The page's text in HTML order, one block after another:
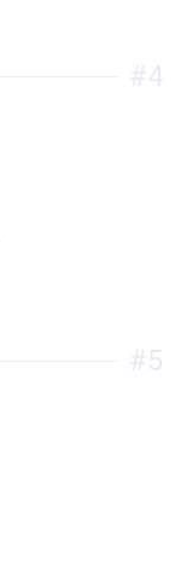
#4
#5